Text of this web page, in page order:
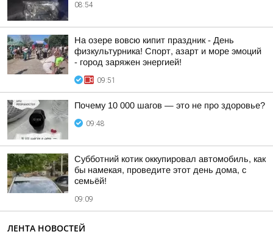
08:54
На озере вовсю кипит праздник - День
физкультурника! Спорт, азарт и море эмоций
- город заряжен энергией!
09:51
Почему 10 000 шагов — это не про здоровье?
09:48
Субботний котик оккупировал автомобиль, как
бы намекая, проведите этот день дома, с
семьёй!
09:09
ЛЕНТА НОВОСТЕЙ